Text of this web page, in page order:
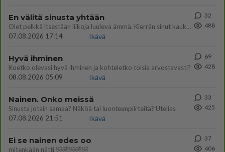
En välitä sinusta yhtään
Olet pelkkä itsestään liikoja luuleva ämmä. Kierrän sinut kaukaa nyt ja aina. Olit mulle pelkkä lelu vaan.
07.08.2026 17:14
Ikävä
32
488
Hyvä ihminen
Koetko olevasi hyvä ihminen ja kohteletko toisia arvostavasti?
08.08.2026 05:09
Ikävä
69
428
Nainen. Onko meissä
Sinusta jotain samaa? Näköä tai luonteenpiirteitä? Utelias
07.08.2026 21:51
Ikävä
33
425
Ei se nainen edes oo
mitenkään nätti 🤣🤣🤣🤣🤣
37
406